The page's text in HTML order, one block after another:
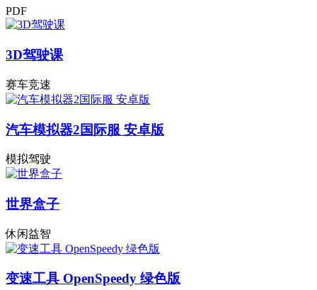
PDF
3D驾驶课
赛车竞速
汽车模拟器2国际服 安卓版
模拟驾驶
世界盒子
休闲益智
变速工具 OpenSpeedy 绿色版